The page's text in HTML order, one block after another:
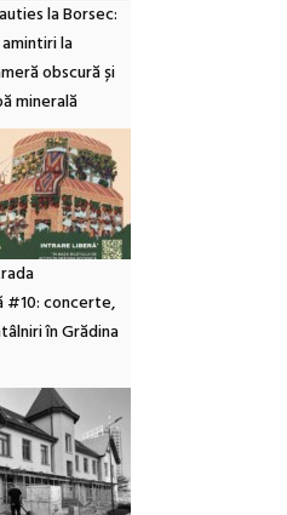
la Borsec:
la
obscură și
minerală
#10: concerte,
în Grădina